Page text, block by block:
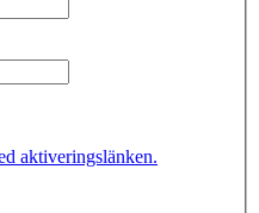
aktiveringslänken.